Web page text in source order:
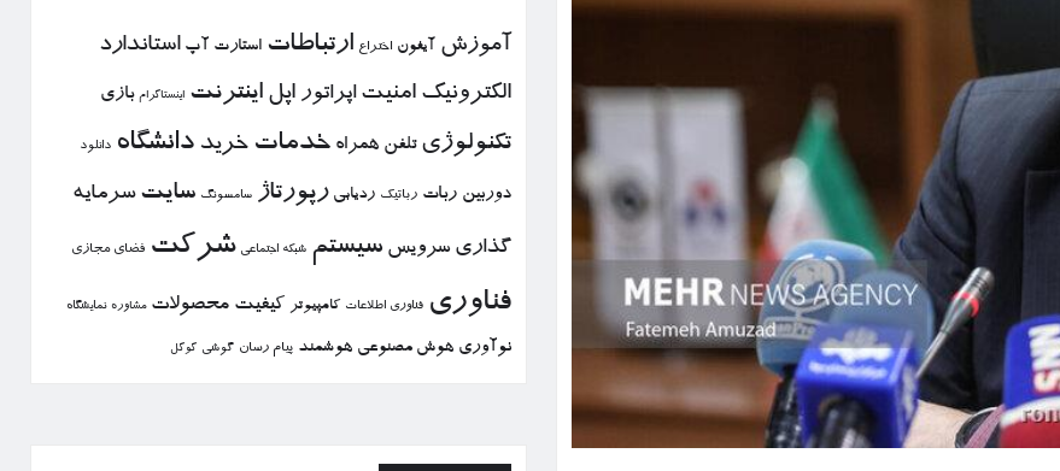
آموزش آیفون اختراع ارتباطات استارت آپ استاندارد
الكترونیك امنیت اپراتور اپل اینترنت اینستاگرام بازی
تكنولوژی تلفن همراه خدمات خرید دانشگاه دانلود
دوربین ربات رباتیك ردیابی رپورتاژ سامسونگ سایت سرمایه
گذاری سرویس سیستم شبكه اجتماعی شركت فضای مجازی
فناوری فناوری اطلاعات كامپیوتر كیفیت محصولات مشاوره نمایشگاه
نوآوری هوش مصنوعی هوشمند پیام رسان گوشی گوگل